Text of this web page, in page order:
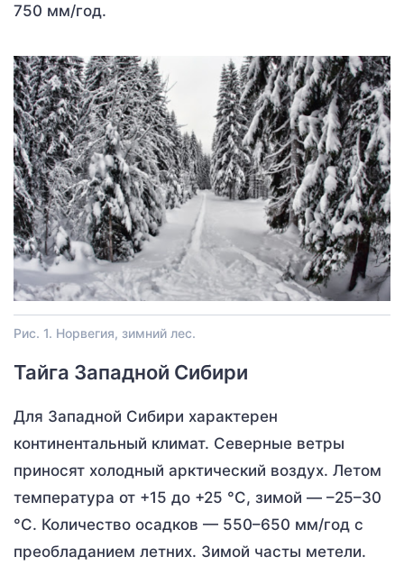
750 мм/год.
Рис. 1. Норвегия, зимний лес.
Тайга Западной Сибири
Для Западной Сибири характерен
континентальный климат. Северные ветры
приносят холодный арктический воздух. Летом
температура от +15 до +25 °С, зимой — –25–30
°С. Количество осадков — 550–650 мм/год с
преобладанием летних. Зимой часты метели.